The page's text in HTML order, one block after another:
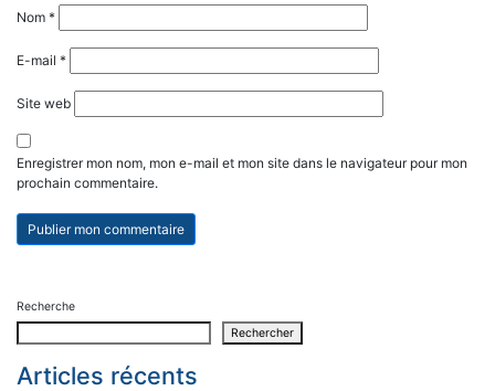
Nom *
E-mail *
Site web
Enregistrer mon nom, mon e-mail et mon site dans le navigateur pour mon
prochain commentaire.
Recherche
Rechercher
Articles récents